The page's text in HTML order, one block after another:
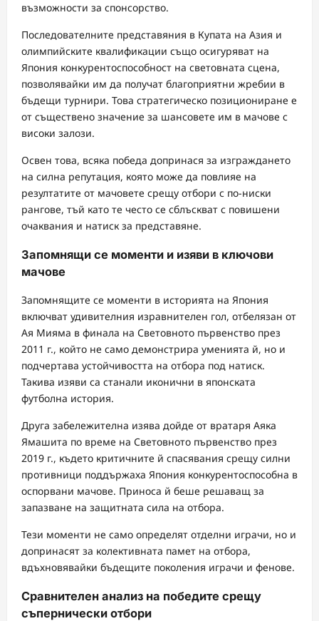
възможности за спонсорство.
Последователните представяния в Купата на Азия и
олимпийските квалификации също осигуряват на
Япония конкурентоспособност на световната сцена,
позволявайки им да получат благоприятни жребии в
бъдещи турнири. Това стратегическо позициониране е
от съществено значение за шансовете им в мачове с
високи залози.
Освен това, всяка победа допринася за изграждането
на силна репутация, която може да повлияе на
резултатите от мачовете срещу отбори с по-ниски
рангове, тъй като те често се сблъскват с повишени
очаквания и натиск за представяне.
Запомнящи се моменти и изяви в ключови
мачове
Запомнящите се моменти в историята на Япония
включват удивителния изравнителен гол, отбелязан от
Ая Мияма в финала на Световното първенство през
2011 г., който не само демонстрира уменията й, но и
подчертава устойчивостта на отбора под натиск.
Такива изяви са станали иконични в японската
футболна история.
Друга забележителна изява дойде от вратаря Аяка
Ямашита по време на Световното първенство през
2019 г., където критичните й спасявания срещу силни
противници поддържаха Япония конкурентоспособна в
оспорвани мачове. Приноса й беше решаващ за
запазване на защитната сила на отбора.
Тези моменти не само определят отделни играчи, но и
допринасят за колективната памет на отбора,
вдъхновявайки бъдещите поколения играчи и фенове.
Сравнителен анализ на победите срещу
съпернически отбори